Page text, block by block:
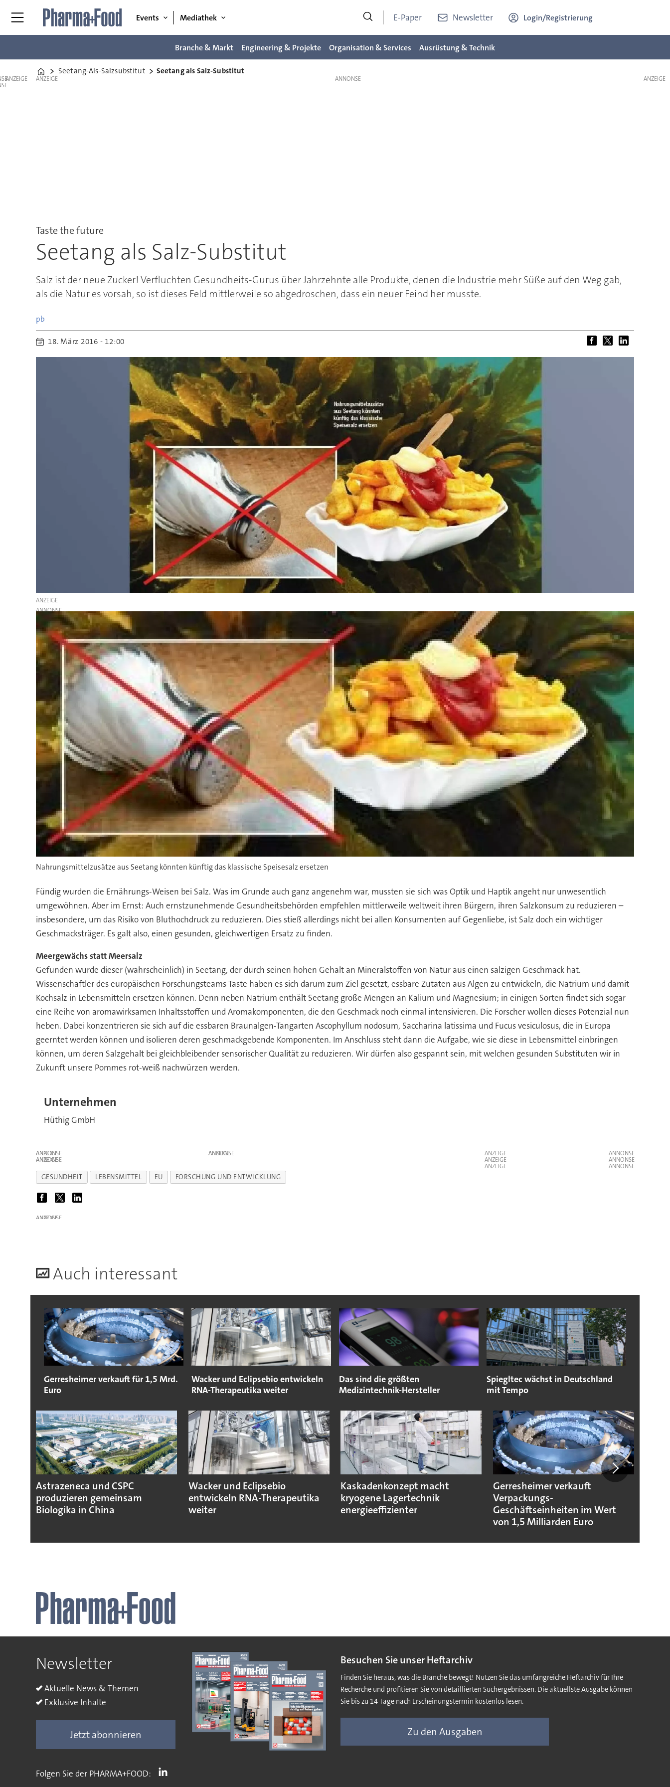
Events Mediathek E-Paper Newsletter Login/Registrierung
Branche & Markt Engineering & Projekte Organisation & Services Ausrüstung & Technik
Home
Seetang-Als-Salzsubstitut Seetang als Salz-Substitut
ANZEIGE ANZEIGE
Taste the future
Seetang als Salz-Substitut
Salz ist der neue Zucker! Verfluchten Gesundheits-Gurus über Jahrzehnte alle Produkte, denen die Industrie mehr Süße auf den Weg gab,
als die Natur es vorsah, so ist dieses Feld mittlerweile so abgedroschen, dass ein neuer Feind her musste.
pb
18. März 2016 - 12:00
ANZEIGE
Nahrungsmittelzusätze aus Seetang könnten künftig das klassische Speisesalz ersetzen
Fündig wurden die Ernährungs-Weisen bei Salz. Was im Grunde auch ganz angenehm war, mussten sie sich was Optik und Haptik angeht nur unwesentlich
umgewöhnen. Aber im Ernst: Auch ernstzunehmende Gesundheitsbehörden empfehlen mittlerweile weltweit ihren Bürgern, ihren Salzkonsum zu reduzieren –
insbesondere, um das Risiko von Bluthochdruck zu reduzieren. Dies stieß allerdings nicht bei allen Konsumenten auf Gegenliebe, ist Salz doch ein wichtiger
Geschmacksträger. Es galt also, einen gesunden, gleichwertigen Ersatz zu finden.
Meergewächs statt Meersalz
Gefunden wurde dieser (wahrscheinlich) in Seetang, der durch seinen hohen Gehalt an Mineralstoffen von Natur aus einen salzigen Geschmack hat.
Wissenschaftler des europäischen Forschungsteams Taste haben es sich darum zum Ziel gesetzt, essbare Zutaten aus Algen zu entwickeln, die Natrium und damit
Kochsalz in Lebensmitteln ersetzen können. Denn neben Natrium enthält Seetang große Mengen an Kalium und Magnesium; in einigen Sorten findet sich sogar
eine Reihe von aromawirksamen Inhaltsstoffen und Aromakomponenten, die den Geschmack noch einmal intensivieren. Die Forscher wollen dieses Potenzial nun
heben. Dabei konzentrieren sie sich auf die essbaren Braunalgen-Tangarten Ascophyllum nodosum, Saccharina latissima und Fucus vesiculosus, die in Europa
geerntet werden können und isolieren deren geschmackgebende Komponenten. Im Anschluss steht dann die Aufgabe, wie sie diese in Lebensmittel einbringen
können, um deren Salzgehalt bei gleichbleibender sensorischer Qualität zu reduzieren. Wir dürfen also gespannt sein, mit welchen gesunden Substituten wir in
Zukunft unsere Pommes rot-weiß nachwürzen werden.
Unternehmen
Hüthig GmbH
ANZEIGE ANZEIGE
ANZEIGE
ANZEIGE
ANZEIGE
ANZEIGE
GESUNDHEIT LEBENSMITTEL EU FORSCHUNG UND ENTWICKLUNG
ANZEIGE
Auch interessant
Gerresheimer verkauft für 1,5 Mrd.
Euro
Wacker und Eclipsebio entwickeln
RNA-Therapeutika weiter
Das sind die größten
Medizintechnik-Hersteller
Spiegltec wächst in Deutschland
mit Tempo
Astrazeneca und CSPC
produzieren gemeinsam
Biologika in China
Wacker und Eclipsebio
entwickeln RNA-Therapeutika
weiter
Kaskadenkonzept macht
kryogene Lagertechnik
energieeffizienter
Gerresheimer verkauft
Verpackungs-
Geschäftseinheiten im Wert
von 1,5 Milliarden Euro
ANZEIGE
Newsletter
Aktuelle News & Themen
Exklusive Inhalte
Jetzt abonnieren
Besuchen Sie unser Heftarchiv
Finden Sie heraus, was die Branche bewegt! Nutzen Sie das umfangreiche Heftarchiv für Ihre
Recherche und profitieren Sie von detaillierten Suchergebnissen. Die aktuellste Ausgabe können
Sie bis zu 14 Tage nach Erscheinungstermin kostenlos lesen.
Zu den Ausgaben
Folgen Sie der PHARMA+FOOD: